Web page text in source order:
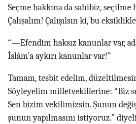
Seçme hakkına da sahibiz, seçilme
Çalışalım! Çalışılsın ki, bu
“—Efendim haksız kanunlar var,
İslâm’a aykırı kanunlar var!”
Tamam, tesbit edelim,
Söyleyelim milletvekillerine: “Biz
Sen bizim vekilimizsin. Şunun
şunun yapılmasını istiyoruz.”